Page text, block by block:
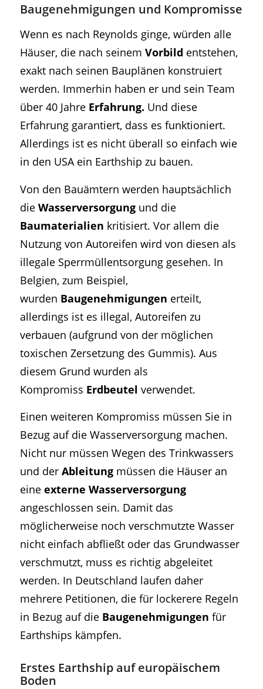
Baugenehmigungen und Kompromisse
Wenn es nach Reynolds ginge, würden alle
Häuser, die nach seinem Vorbild entstehen,
exakt nach seinen Bauplänen konstruiert
werden. Immerhin haben er und sein Team
über 40 Jahre Erfahrung. Und diese
Erfahrung garantiert, dass es funktioniert.
Allerdings ist es nicht überall so einfach wie
in den USA ein Earthship zu bauen.
Von den Bauämtern werden hauptsächlich
die Wasserversorgungund die
Baumaterialien kritisiert. Vor allem die
Nutzung von Autoreifen wird von diesen als
illegale Sperrmüllentsorgung gesehen. In
Belgien, zum Beispiel,
wurden Baugenehmigungen erteilt,
allerdings ist es illegal, Autoreifen zu
verbauen (aufgrund von der möglichen
toxischen Zersetzung des Gummis). Aus
diesem Grund wurden als
Kompromiss Erdbeutel verwendet.
Einen weiteren Kompromiss müssen Sie in
Bezug auf die Wasserversorgung machen.
Nicht nur müssen Wegen des Trinkwassers
und der Ableitungmüssen die Häuser an
eine externe Wasserversorgung
angeschlossen sein. Damit das
möglicherweise noch verschmutzte Wasser
nicht einfach abfließt oder das Grundwasser
verschmutzt, muss es richtig abgeleitet
werden. In Deutschland laufen daher
mehrere Petitionen, die für lockerere Regeln
in Bezug auf die Baugenehmigungen für
Earthships kämpfen.
Erstes Earthship auf europäischem
Boden